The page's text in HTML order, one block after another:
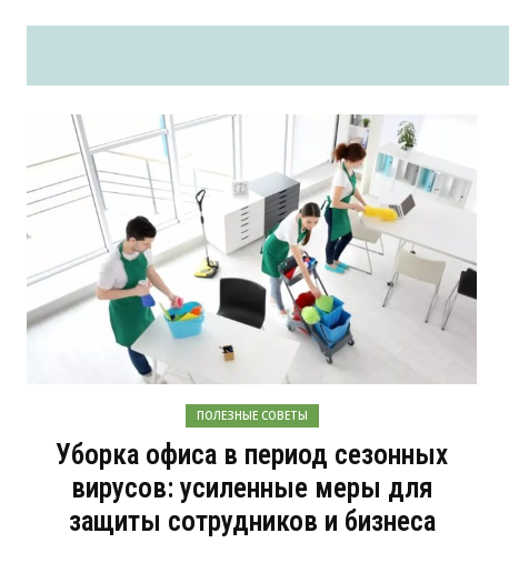
ПОЛЕЗНЫЕ СОВЕТЫ
Уборка офиса в период сезонных
вирусов: усиленные меры для
защиты сотрудников и бизнеса